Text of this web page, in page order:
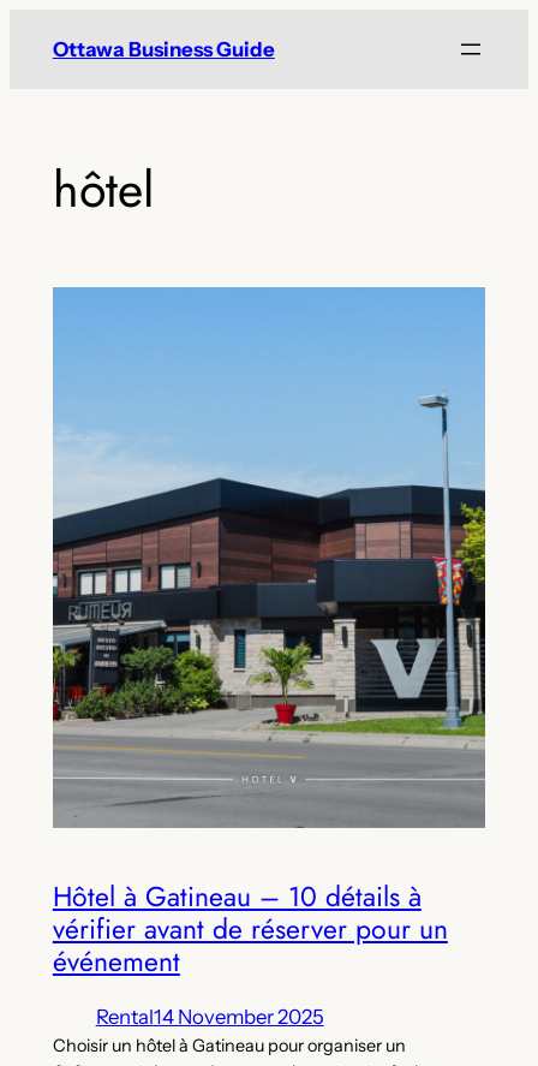
Ottawa Business Guide
hôtel
Hôtel à Gatineau – 10 détails à
vérifier avant de réserver pour un
événement
Rental14 November 2025
Choisir un hôtel à Gatineau pour organiser un